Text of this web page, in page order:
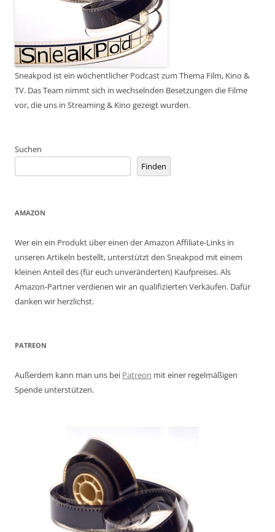
Sneakpod ist ein wöchentlicher Podcast zum Thema Film, Kino &
TV. Das Team nimmt sich in wechselnden Besetzungen die Filme
vor, die uns in Streaming & Kino gezeigt wurden.
Suchen
Finden
AMAZON
Wer ein ein Produkt über einen der Amazon Affiliate-Links in
unseren Artikeln bestellt, unterstützt den Sneakpod mit einem
kleinen Anteil des (für euch unveränderten) Kaufpreises. Als
Amazon-Partner verdienen wir an qualifizierten Verkäufen. Dafür
danken wir herzlichst.
PATREON
Außerdem kann man uns bei Patreon mit einer regelmäßigen
Spende unterstützen.